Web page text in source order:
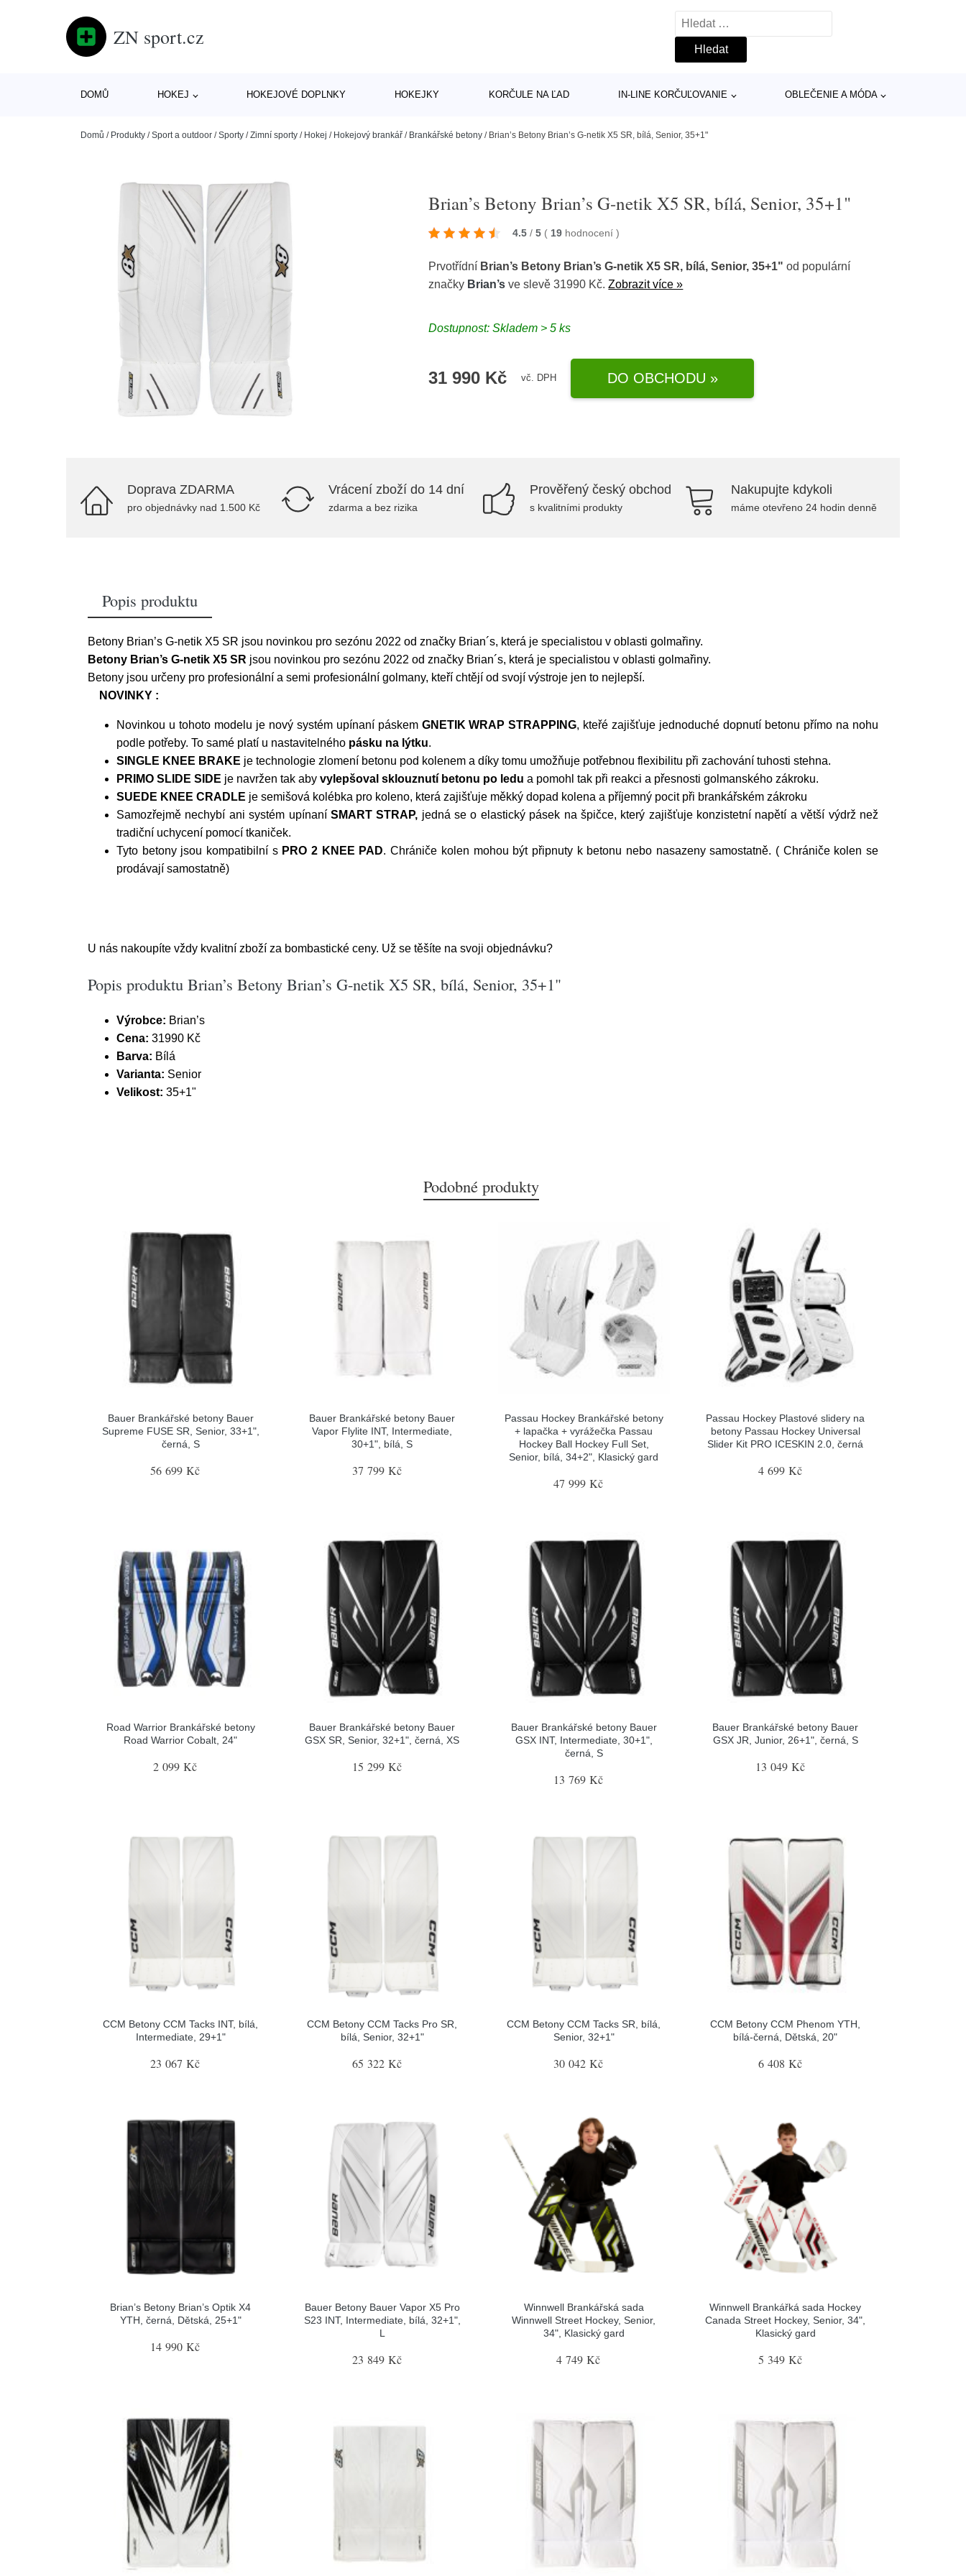
ZN sport.cz
Vyhledávání
DOMŮ HOKEJ HOKEJOVÉ DOPLNKY HOKEJKY KORČULE NA ĽAD IN-LINE KORČUĽOVANIE OBLEČENIE A MÓDA
Domů / Produkty /Sport a outdoor /Sporty /Zimní sporty / Hokej / Hokejový brankář / Brankářské betony / Brian’s Betony Brian’s G-netik X5 SR, bílá, Senior, 35+1"
Brian’s Betony Brian’s G-netik X5 SR, bílá, Senior, 35+1"
4.5 / 5 ( 19 hodnocení)
Prvotřídní Brian’s Betony Brian’s G-netik X5 SR, bílá, Senior, 35+1" od populární
značky Brian’s ve slevě 31990 Kč.Zobrazit více »
Dostupnost: Skladem > 5 ks
31 990 Kč vč. DPH DO OBCHODU »
Doprava ZDARMA
pro objednávky nad 1.500 Kč
Vrácení zboží do 14 dní
zdarma a bez rizika
Prověřený český obchod
s kvalitními produkty
Nakupujte kdykoli
máme otevřeno 24 hodin denně
Popis produktu
Betony Brian’s G-netik X5 SR jsou novinkou pro sezónu 2022 od značky Brian´s, která je specialistou v oblasti golmařiny.
Betony Brian’s G-netik X5 SR jsou novinkou pro sezónu 2022 od značky Brian´s, která je specialistou v oblasti golmařiny.
Betony jsou určeny pro profesionální a semi profesionální golmany, kteří chtějí od svojí výstroje jen to nejlepší.
NOVINKY :
Novinkou u tohoto modelu je nový systém upínaní páskem GNETIK WRAP STRAPPING, kteřé zajišťuje jednoduché dopnutí betonu přímo na nohu
podle potřeby. To samé platí u nastavitelného pásku na lýtku.
SINGLE KNEE BRAKE je technologie zlomení betonu pod kolenem a díky tomu umožňuje potřebnou flexibilitu při zachování tuhosti stehna.
PRIMO SLIDE SIDE je navržen tak aby vylepšoval sklouznutí betonu po ledu a pomohl tak při reakci a přesnosti golmanského zákroku.
SUEDE KNEE CRADLE je semišová kolébka pro koleno, která zajišťuje měkký dopad kolena a příjemný pocit při brankářském zákroku
Samozřejmě nechybí ani systém upínaní SMART STRAP, jedná se o elastický pásek na špičce, který zajišťuje konzistetní napětí a větší výdrž než
tradiční uchycení pomocí tkaniček.
Tyto betony jsou kompatibilní s PRO 2 KNEE PAD. Chrániče kolen mohou být připnuty k betonu nebo nasazeny samostatně. ( Chrániče kolen se
prodávají samostatně)
U nás nakoupíte vždy kvalitní zboží za bombastické ceny. Už se těšíte na svoji objednávku?
Popis produktu Brian’s Betony Brian’s G-netik X5 SR, bílá, Senior, 35+1"
Výrobce: Brian’s
Cena: 31990 Kč
Barva: Bílá
Varianta: Senior
Velikost: 35+1"
Podobné produkty
Bauer Brankářské betony Bauer
Supreme FUSE SR, Senior, 33+1",
černá, S
56 699 Kč
Bauer Brankářské betony Bauer
Vapor Flylite INT, Intermediate,
30+1", bílá, S
37 799 Kč
Passau Hockey Brankářské betony
+ lapačka + vyrážečka Passau
Hockey Ball Hockey Full Set,
Senior, bílá, 34+2", Klasický gard
47 999 Kč
Passau Hockey Plastové slidery na
betony Passau Hockey Universal
Slider Kit PRO ICESKIN 2.0, černá
4 699 Kč
Road Warrior Brankářské betony
Road Warrior Cobalt, 24"
2 099 Kč
Bauer Brankářské betony Bauer
GSX SR, Senior, 32+1", černá, XS
15 299 Kč
Bauer Brankářské betony Bauer
GSX INT, Intermediate, 30+1",
černá, S
13 769 Kč
Bauer Brankářské betony Bauer
GSX JR, Junior, 26+1", černá, S
13 049 Kč
CCM Betony CCM Tacks INT, bílá,
Intermediate, 29+1"
23 067 Kč
CCM Betony CCM Tacks Pro SR,
bílá, Senior, 32+1"
65 322 Kč
CCM Betony CCM Tacks SR, bílá,
Senior, 32+1"
30 042 Kč
CCM Betony CCM Phenom YTH,
bílá-černá, Dětská, 20"
6 408 Kč
Brian’s Betony Brian’s Optik X4
YTH, černá, Dětská, 25+1"
14 990 Kč
Bauer Betony Bauer Vapor X5 Pro
S23 INT, Intermediate, bílá, 32+1",
L
23 849 Kč
Winnwell Brankářská sada
Winnwell Street Hockey, Senior,
34", Klasický gard
4 749 Kč
Winnwell Brankářká sada Hockey
Canada Street Hockey, Senior, 34",
Klasický gard
5 349 Kč